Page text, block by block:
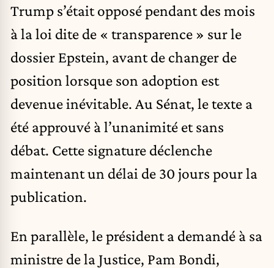
Trump s’était opposé pendant des mois
à la loi dite de « transparence » sur le
dossier Epstein, avant de changer de
position lorsque son adoption est
devenue inévitable. Au Sénat, le texte a
été approuvé à l’unanimité et sans
débat. Cette signature déclenche
maintenant un délai de 30 jours pour la
publication.
En parallèle, le président a demandé à sa
ministre de la Justice, Pam Bondi,